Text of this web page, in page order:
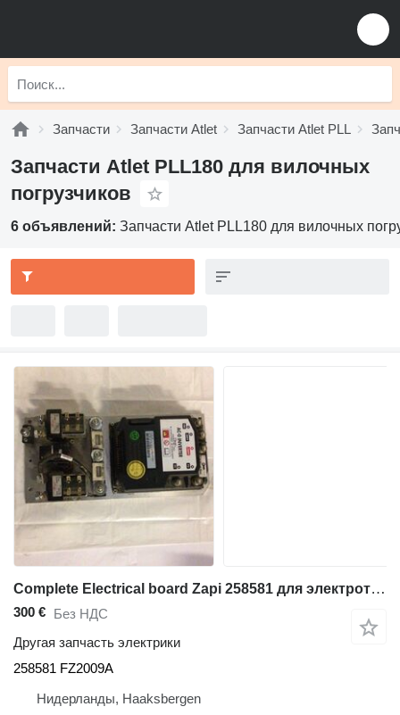
Запчасти Запчасти Atlet Запчасти Atlet PLL
Запчасти Atlet PLL180 для вилочных
погрузчиков
6 объявлений: Запчасти Atlet PLL180 для вилочных
Complete Electrical board Zapi 258581 для электротележки Atlet PLL180N
300 € Без НДС
Другая запчасть электрики
258581 FZ2009A
Нидерланды, Haaksbergen